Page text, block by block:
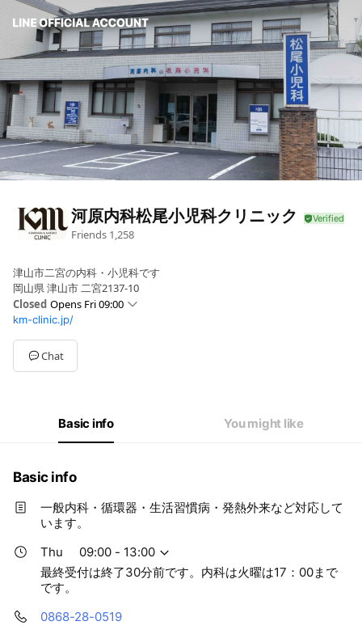
河原内科松尾小児科クリニック
Friends 1,258
津山市二宮の内科・小児科です
岡山県 津山市 二宮2137-10
Closed Opens Fri 09:00
SunClosed
Mon09:00 - 13:00,14:00 - 18:00
Tue09:00 - 13:00,14:00 - 18:00
Wed09:00 - 13:00,14:00 - 18:00
09:00 - 13:00
最終受付は終了30分前です。内科は火曜は17：00までです。
km-clinic.jp/
Chat
Basic info You might like
Basic info
一般内科・循環器・生活習慣病・発熱外来など対応して
います。
Thu
09:00 - 13:00
最終受付は終了30分前です。内科は火曜は17：00まで
です。
0868-28-0519